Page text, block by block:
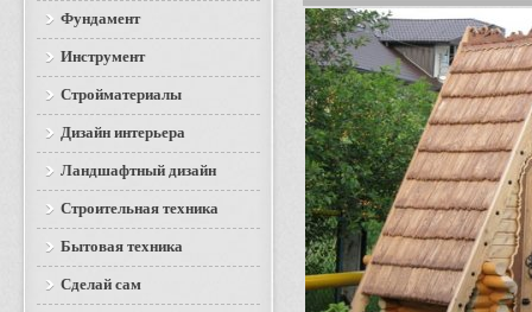
Фундамент
Инструмент
Стройматериалы
Дизайн интерьера
Ландшафтный дизайн
Строительная техника
Бытовая техника
Сделай сам